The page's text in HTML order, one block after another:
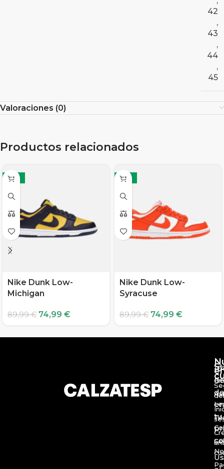
42
,
43
,
44
,
45
Valoraciones (0)
Productos relacionados
-17%
Nike Dunk Low-
Michigan
89,99€ 74,99 €
-17%
Nike Dunk Low-
Syracuse
89,99€ 74,99 €
de
en
tu